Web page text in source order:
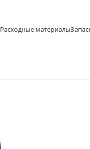
Расходные материалы